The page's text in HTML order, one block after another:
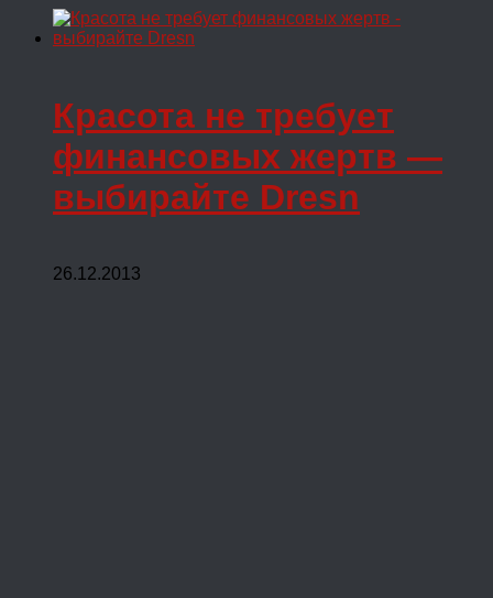
Красота не требует
финансовых жертв —
выбирайте Dresn
26.12.2013